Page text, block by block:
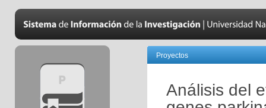
Proyectos
Análisis del